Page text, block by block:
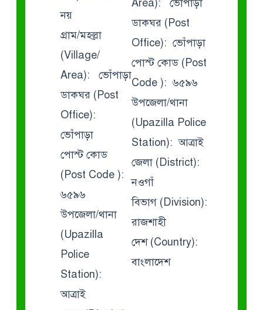
নয়
গ্রাম/মহল্লা
(Village/
Area): ভোঁপাড়া
ডাকঘর (Post
Office):
ভোঁপাড়া
পোস্ট কোড
(Post Code ):
৬৫৯৬
উপজেলা/থানা
(Upazilla
Police
Station):
আত্রাই
Area): ভোঁপাড়া
ডাকঘর (Post
Office): ভোঁপাড়া
পোস্ট কোড (Post
Code ): ৬৫৯৬
উপজেলা/থানা
(Upazilla Police
Station): আত্রাই
জেলা (District):
নওগাঁ
বিভাগ (Division):
রাজশাহী
দেশ (Country):
বাংলাদেশ